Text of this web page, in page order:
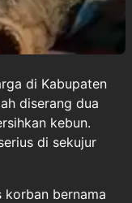
di Kabupaten
diserang dua
kebun.
di sekujur
bernama